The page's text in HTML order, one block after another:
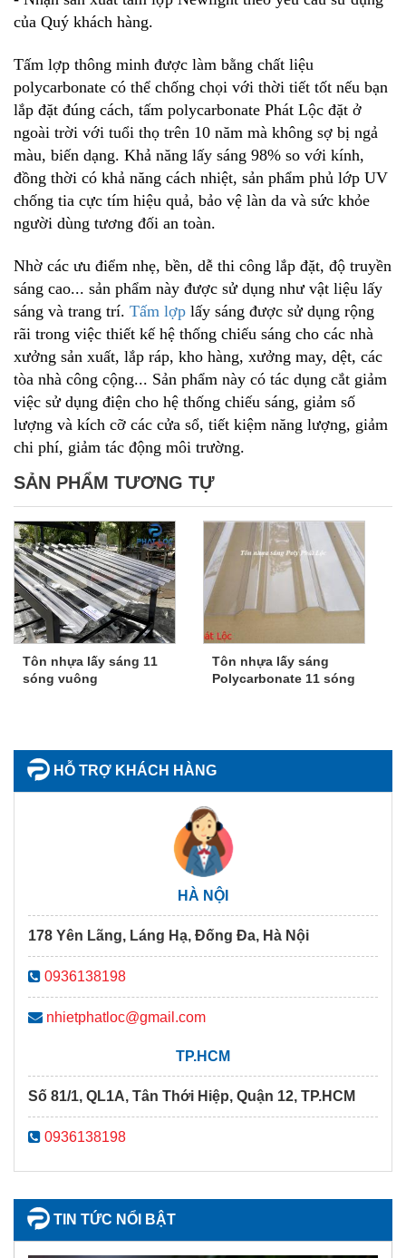
của Quý khách hàng.
Tấm lợp thông minh được làm bằng chất liệu
polycarbonate có thể chống chọi với thời tiết tốt nếu bạn
lắp đặt đúng cách, tấm polycarbonate Phát Lộc đặt ở
ngoài trời với tuổi thọ trên 10 năm mà không sợ bị ngả
màu, biến dạng. Khả năng lấy sáng 98% so với kính,
đồng thời có khả năng cách nhiệt, sản phẩm phủ lớp UV
chống tia cực tím hiệu quả, bảo vệ làn da và sức khỏe
người dùng tương đối an toàn.
Nhờ các ưu điểm nhẹ, bền, dễ thi công lắp đặt, độ truyền
sáng cao... sản phẩm này được sử dụng như vật liệu lấy
sáng và trang trí. Tấm lợp lấy sáng được sử dụng rộng
rãi trong việc thiết kế hệ thống chiếu sáng cho các nhà
xưởng sản xuất, lắp ráp, kho hàng, xưởng may, dệt, các
tòa nhà công cộng... Sản phẩm này có tác dụng cắt giảm
việc sử dụng điện cho hệ thống chiếu sáng, giảm số
lượng và kích cỡ các cửa sổ, tiết kiệm năng lượng, giảm
chi phí, giảm tác động môi trường.
SẢN PHẨM TƯƠNG TỰ
Tôn nhựa lấy sáng 11
sóng vuông
Tôn nhựa lấy sáng
Polycarbonate 11 sóng
HỖ TRỢ KHÁCH HÀNG
HÀ NỘI
178 Yên Lãng, Láng Hạ, Đống Đa, Hà Nội
0936138198
nhietphatloc@gmail.com
TP.HCM
Số 81/1, QL1A, Tân Thới Hiệp, Quận 12, TP.HCM
0936138198
TIN TỨC NỔI BẬT